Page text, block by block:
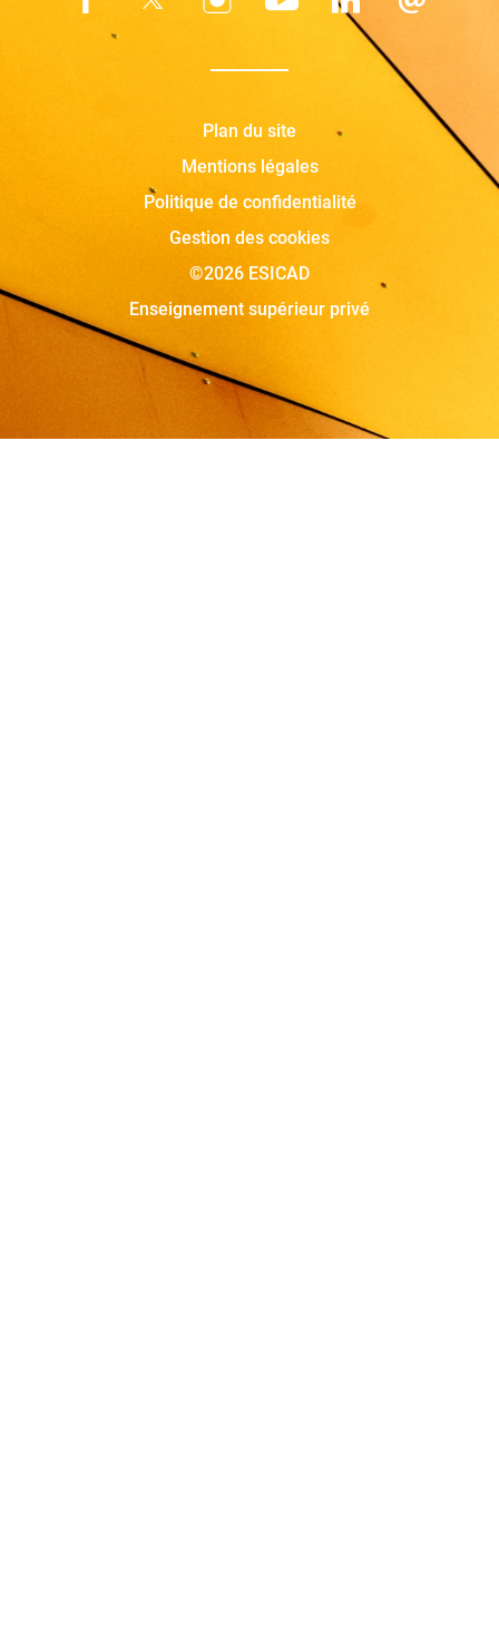
Plan du site
Mentions légales
Politique de confidentialité
Gestion des cookies
©2026 ESICAD
Enseignement supérieur privé